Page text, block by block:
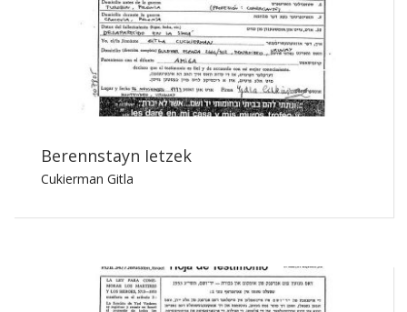
Berennstayn Ietzek
Cukierman Gitla